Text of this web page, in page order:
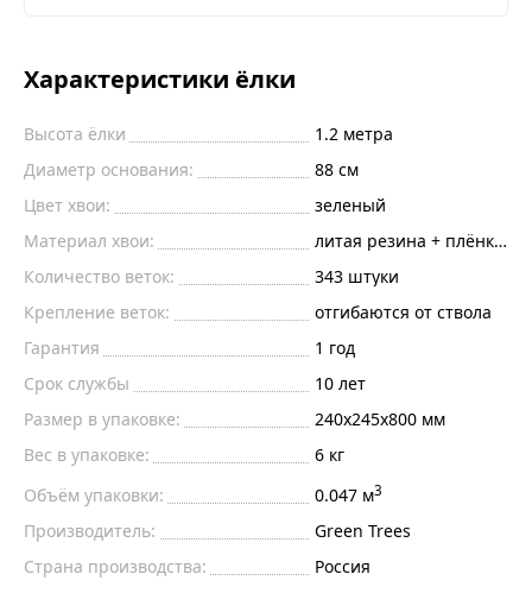
Характеристики ёлки
Высота ёлки 1.2 метра
Диаметр основания:
88 см
Цвет хвои:
зеленый
Материал хвои:
литая резина + плёнка
Количество веток:
343 штуки
Крепление веток:
отгибаются от ствола
Гарантия
1 год
Срок службы
10 лет
Размер в упаковке:
240х245х800 мм
Вес в упаковке:
6 кг
Объём упаковки:
0.047 м3
Производитель:
Green Trees
Страна производства:
Россия